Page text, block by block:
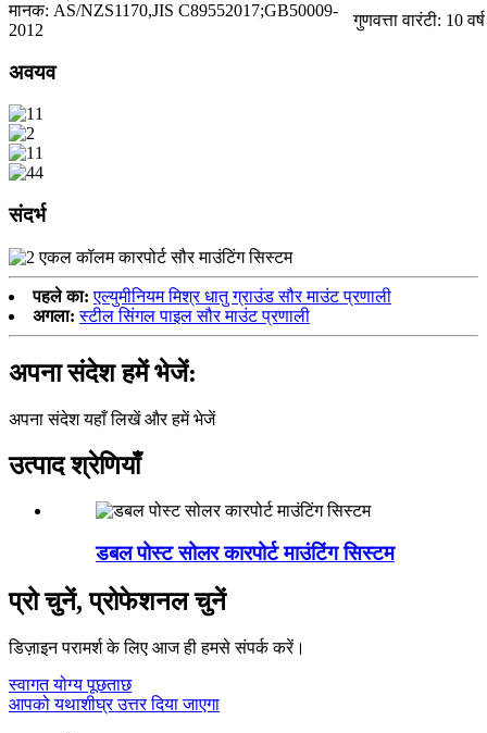
मानक: AS/NZS1170,JIS C89552017;GB50009-
2012
गुणवत्ता वारंटी: 10 वर्ष
अवयव
संदर्भ
पहले का: एल्युमीनियम मिश्र धातु ग्राउंड सौर माउंट प्रणाली
अगला: स्टील सिंगल पाइल सौर माउंट प्रणाली
अपना संदेश हमें भेजें:
अपना संदेश यहाँ लिखें और हमें भेजें
उत्पाद श्रेणियाँ
डबल पोस्ट सोलर कारपोर्ट माउंटिंग सिस्टम
प्रो चुनें, प्रोफेशनल चुनें
डिज़ाइन परामर्श के लिए आज ही हमसे संपर्क करें।
स्वागत योग्य पूछताछ
आपको यथाशीघ्र उत्तर दिया जाएगा